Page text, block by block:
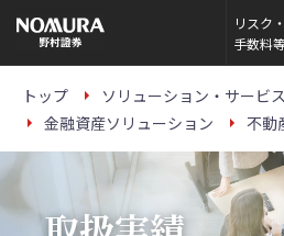
リスク・
手数料
トップ
ソリューション・サービス
金融資産ソリューション
不動